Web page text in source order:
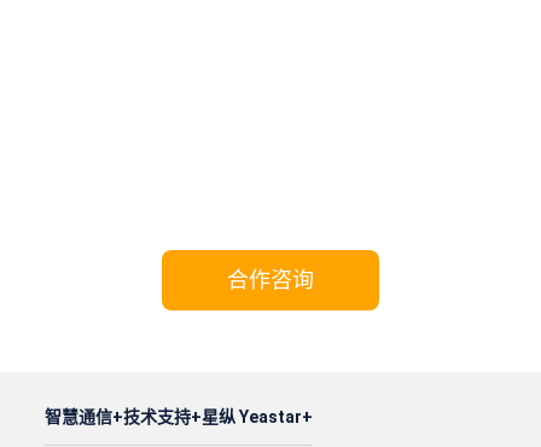
合作咨询
智慧通信 技术支持 星纵 Yeastar